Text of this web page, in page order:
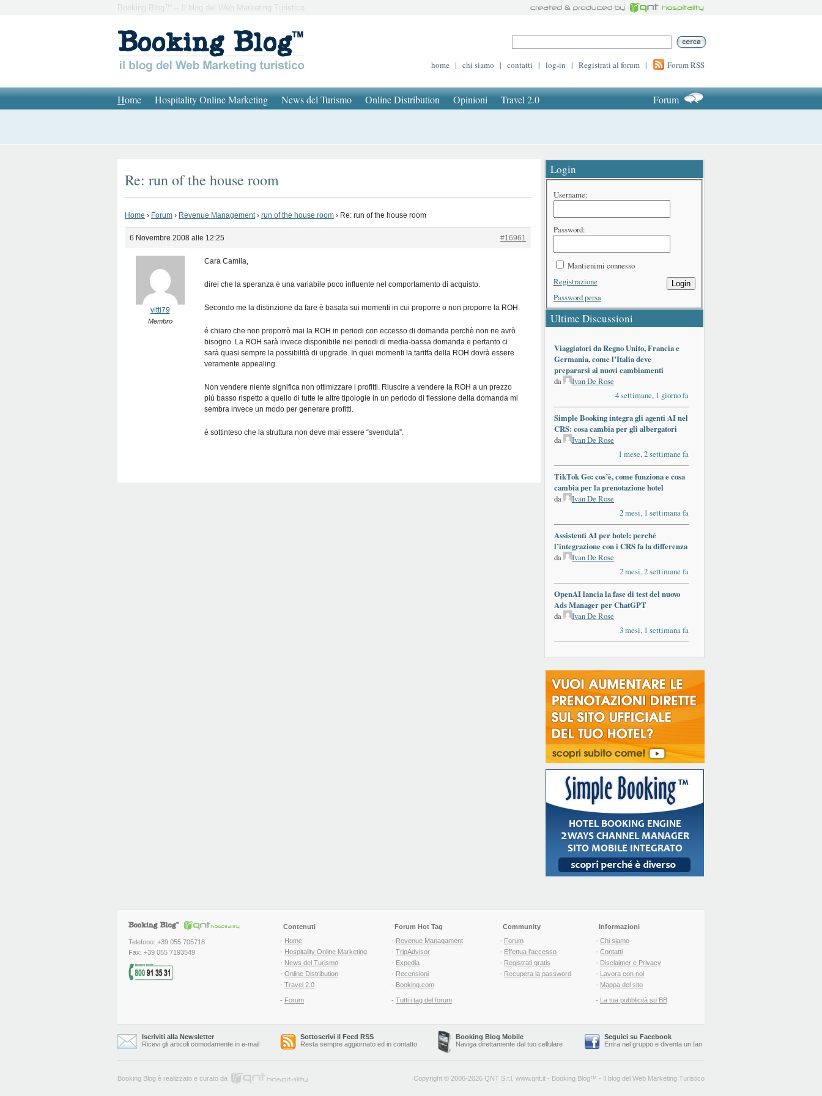
Booking Blog™ – Il blog del Web Marketing Turistico
home | chi siamo | contatti | log-in | Registrati al forum | Forum RSS
Home Hospitality Online Marketing News del Turismo Online Distribution Opinioni Travel 2.0 Forum
Re: run of the house room
Home › Forum › Revenue Management › run of the house room › Re: run of the house room
6 Novembre 2008 alle 12:25 #16961
vitti79
Membro
Cara Camila,
direi che la speranza è una variabile poco influente nel comportamento di acquisto.
Secondo me la distinzione da fare è basata sui momenti in cui proporre o non proporre la ROH.
é chiaro che non proporrò mai la ROH in periodi con eccesso di domanda perchè non ne avrò
bisogno. La ROH sarà invece disponibile nei periodi di media-bassa domanda e pertanto ci
sarà quasi sempre la possibilità di upgrade. In quei momenti la tariffa della ROH dovrà essere
veramente appealing.
Non vendere niente significa non ottimizzare i profitti. Riuscire a vendere la ROH a un prezzo
più basso rispetto a quello di tutte le altre tipologie in un periodo di flessione della domanda mi
sembra invece un modo per generare profitti.
é sottinteso che la struttura non deve mai essere “svenduta”.
Login
Username:
Password:
Mantienimi connesso
Login
Registrazione
Password persa
Ultime Discussioni
Viaggiatori da Regno Unito, Francia e
Germania, come l’Italia deve
prepararsi ai nuovi cambiamenti
da
Ivan De Rose
4 settimane, 1 giorno fa
Simple Booking integra gli agenti AI nel
CRS: cosa cambia per gli albergatori
da
Ivan De Rose
1 mese, 2 settimane fa
TikTok Go: cos’è, come funziona e cosa
cambia per la prenotazione hotel
da
Ivan De Rose
2 mesi, 1 settimana fa
Assistenti AI per hotel: perché
l’integrazione con i CRS fa la differenza
da
Ivan De Rose
2 mesi, 2 settimane fa
OpenAI lancia la fase di test del nuovo
Ads Manager per ChatGPT
da
Ivan De Rose
3 mesi, 1 settimana fa
Telefono: +39 055 705718
Fax: +39 055 7193549
Contenuti
- Home
- Hospitality Online Marketing
- News del Turismo
- Online Distribution
- Travel 2.0
- Forum
Forum Hot Tag
- Revenue Managament
- TripAdvisor
- Expedia
- Recensioni
- Booking.com
- Tutti i tag del forum
Community
- Forum
- Effettua l'accesso
- Registrati gratis
- Recupera la password
Informazioni
- Chi siamo
- Contatti
- Disclaimer e Privacy
- Lavora con noi
- Mappa del sito
- La tua pubblicità su BB
Iscriviti alla Newsletter
Ricevi gli articoli comodamente in e-mail
Sottoscrivi il Feed RSS
Resta sempre aggiornato ed in contatto
Booking Blog Mobile
Naviga direttamente dal tuo cellulare
Seguici su Facebook
Entra nel gruppo e diventa un fan
Booking Blog è realizzato e curato da Copyright © 2006-2026 QNT S.r.l. www.qnt.it - Booking Blog™ - Il blog del Web Marketing Turistico